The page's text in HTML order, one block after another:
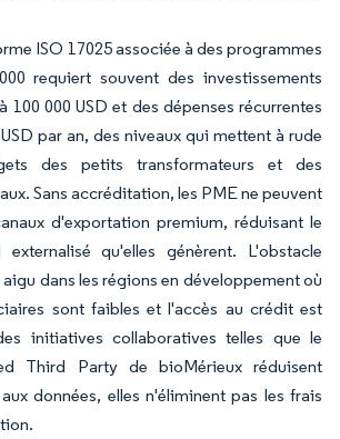
ISO 17025 associée à des programmes
requiert souvent des investissements
100 000 USD et des dépenses récurrentes
par an, des niveaux qui mettent à rude
des petits transformateurs et des
Sans accréditation, les PME ne peuvent
d'exportation premium, réduisant le
qu'elles génèrent. L'obstacle
dans les régions en développement où
sont faibles et l'accès au crédit est
initiatives collaboratives telles que le
Third Party de bioMérieux réduisent
données, elles n'éliminent pas les frais